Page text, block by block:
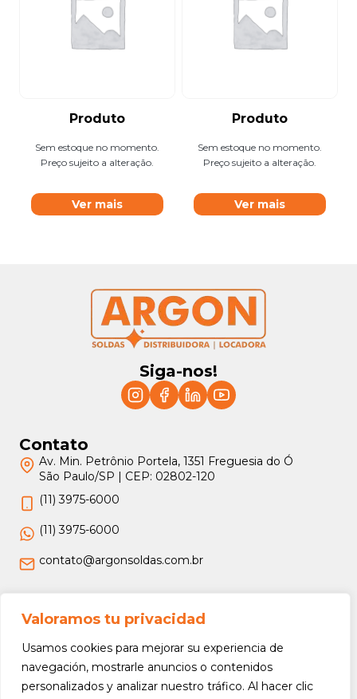
Valoramos tu privacidad
Usamos cookies para mejorar su experiencia de
navegación, mostrarle anuncios o contenidos
personalizados y analizar nuestro tráfico. Al hacer clic
Produto
Sem estoque no momento.
Preço sujeito a alteração.
Ver mais
Produto
Sem estoque no momento.
Preço sujeito a alteração.
Ver mais
Siga-nos!
Contato
Av. Min. Petrônio Portela, 1351 Freguesia do Ó
São Paulo/SP | CEP: 02802-120
(11) 3975-6000
(11) 3975-6000
contato@argonsoldas.com.br
Jurídico
Termos e Condições
Política de Privacidade
Política de Devolução e Reembolso